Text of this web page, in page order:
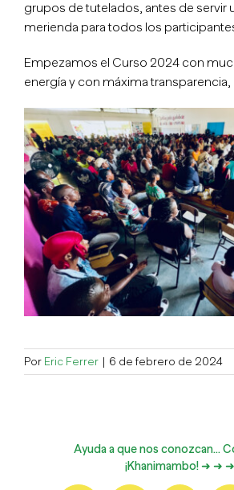
grupos de tutelados, antes de servir
merienda para todos los
Empezamos el Curso 2024 con
energía y con máxima
Por Eric Ferrer | 6 de febrero de 2024
Ayuda a que nos conozcan...
¡Khanimambo! ➜ ➜ ➜